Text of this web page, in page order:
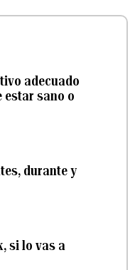
adecuado
sano o
durante y
si lo vas a